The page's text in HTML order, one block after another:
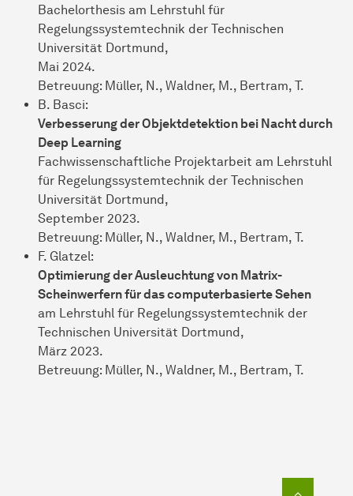
Bachelorthesis am Lehrstuhl für
Regelungssystemtechnik der Technischen
Universität Dortmund,
Mai 2024.
Betreuung: Müller, N., Waldner, M., Bertram, T.
B. Basci:
Verbesserung der Objektdetektion bei Nacht durch
Deep Learning
Fachwissenschaftliche Projektarbeit am Lehrstuhl
für Regelungssystemtechnik der Technischen
Universität Dortmund,
September 2023.
Betreuung: Müller, N., Waldner, M., Bertram, T.
F. Glatzel:
Optimierung der Ausleuchtung von Matrix-
Scheinwerfern für das computerbasierte Sehen
am Lehrstuhl für Regelungssystemtechnik der
Technischen Universität Dortmund,
März 2023.
Betreuung: Müller, N., Waldner, M., Bertram, T.